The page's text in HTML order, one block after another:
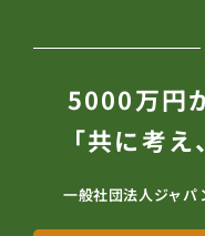
5000万円
「共に考
一般社団法人ジャパ